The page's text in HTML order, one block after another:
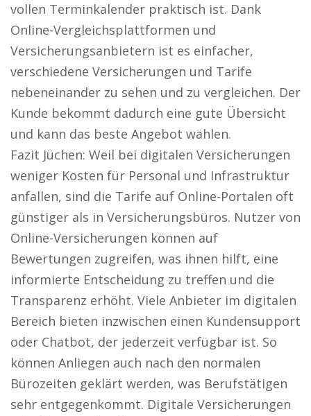
vollen Terminkalender praktisch ist. Dank
Online-Vergleichsplattformen und
Versicherungsanbietern ist es einfacher,
verschiedene Versicherungen und Tarife
nebeneinander zu sehen und zu vergleichen. Der
Kunde bekommt dadurch eine gute Übersicht
und kann das beste Angebot wählen.
Fazit Jüchen: Weil bei digitalen Versicherungen
weniger Kosten für Personal und Infrastruktur
anfallen, sind die Tarife auf Online-Portalen oft
günstiger als in Versicherungsbüros. Nutzer von
Online-Versicherungen können auf
Bewertungen zugreifen, was ihnen hilft, eine
informierte Entscheidung zu treffen und die
Transparenz erhöht. Viele Anbieter im digitalen
Bereich bieten inzwischen einen Kundensupport
oder Chatbot, der jederzeit verfügbar ist. So
können Anliegen auch nach den normalen
Bürozeiten geklärt werden, was Berufstätigen
sehr entgegenkommt. Digitale Versicherungen